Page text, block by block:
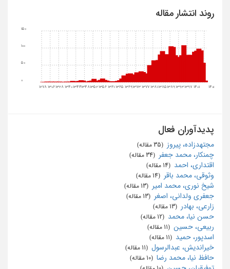
روند انتشار مقاله
1278 13061328134013441348135213561361 1365136913731377 13811385138913931397 1401 1405
50
100
150
پدیدآوران فعال
مجتهدزاده، پیروز
چمنکار، محمد جعفر
اقتداری، احمد
وثوقی، محمد باقر
شیخ نوری، محمد امیر
جعفری ولدانی، اصغر
زارعی، بهادر
حسن نیا، محمد
ربیعی، حسین
اسدپور، حمید
خیراندیش، عبدالرسول
حافظ نیا، محمد رضا